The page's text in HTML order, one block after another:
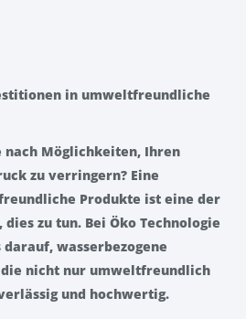
in umweltfreundliche
nach Möglichkeiten, Ihren
zu verringern? Eine
Produkte ist eine der
zu tun. Bei Öko Technologie
wasserbezogene
nicht nur umweltfreundlich
und hochwertig.